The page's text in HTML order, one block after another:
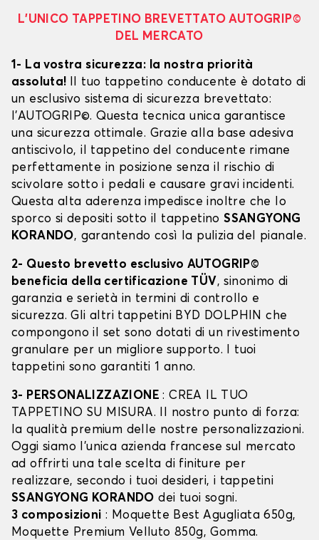
L’UNICO TAPPETINO BREVETTATO AUTOGRIP©
DEL MERCATO
1- La vostra sicurezza: la nostra priorità
assoluta! Il tuo tappetino conducente è dotato di
un esclusivo sistema di sicurezza brevettato:
l’AUTOGRIP©. Questa tecnica unica garantisce
una sicurezza ottimale. Grazie alla base adesiva
antiscivolo, il tappetino del conducente rimane
perfettamente in posizione senza il rischio di
scivolare sotto i pedali e causare gravi incidenti.
Questa alta aderenza impedisce inoltre che lo
sporco si depositi sotto il tappetinoSSANGYONG
KORANDO, garantendo così la pulizia del pianale.
2- Questo brevetto esclusivo AUTOGRIP©
beneficia della certificazione TÜV, sinonimo di
garanzia e serietà in termini di controllo e
sicurezza. Gli altri tappetini BYD DOLPHIN che
compongono il set sono dotati di un rivestimento
granulare per un migliore supporto. I tuoi
tappetini sono garantiti 1 anno.
3- PERSONALIZZAZIONE: CREA IL TUO
TAPPETINO SU MISURA. Il nostro punto di forza:
la qualità premium delle nostre personalizzazioni.
Oggi siamo l’unica azienda francese sul mercato
ad offrirti una tale scelta di finiture per
realizzare, secondo i tuoi desideri, i tappetini
SSANGYONG KORANDO dei tuoi sogni.
3 composizioni : Moquette Best Agugliata 650g,
Moquette Premium Velluto 850g, Gomma.